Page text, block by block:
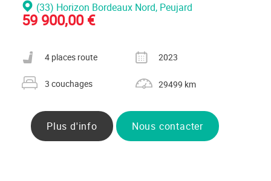
(33) Horizon Bordeaux Nord, Peujard
59 900,00 €
Nombre de places carte grise
4 places route
Année
2023
Nombre de couchages
3 couchages
Kilométrage
29499 km
Plus d'info Nous contacter